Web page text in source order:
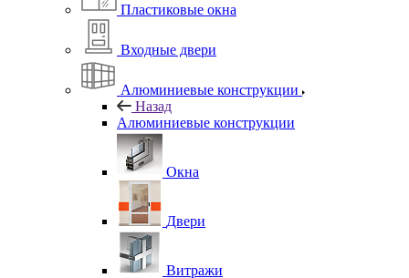
Пластиковые окна
Входные двери
Алюминиевые конструкции
Назад
Алюминиевые конструкции
Окна
Двери
Витражи